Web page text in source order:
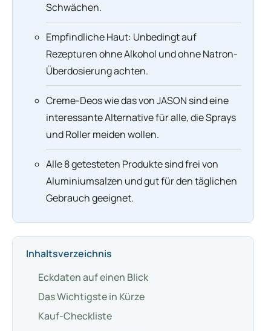
Schwächen.
Empfindliche Haut: Unbedingt auf
Rezepturen ohne Alkohol und ohne Natron-
Überdosierung achten.
Creme-Deos wie das von JASON sind eine
interessante Alternative für alle, die Sprays
und Roller meiden wollen.
Alle 8 getesteten Produkte sind frei von
Aluminiumsalzen und gut für den täglichen
Gebrauch geeignet.
Inhaltsverzeichnis
Eckdaten auf einen Blick
Das Wichtigste in Kürze
Kauf-Checkliste